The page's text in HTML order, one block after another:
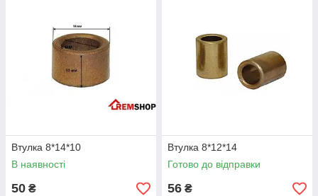
Втулка 8*14*10
В наявності
50 ₴
Втулка 8*12*14
Готово до відправки
56 ₴